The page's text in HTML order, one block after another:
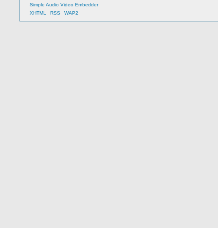
Simple Audio Video Embedder
XHTML
RSS WAP2